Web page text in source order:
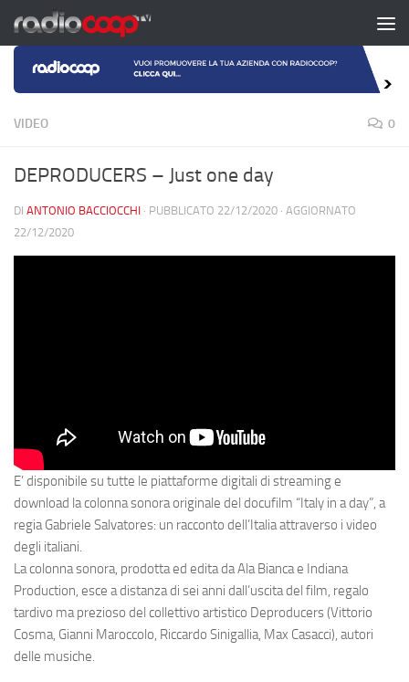
Salta al contenuto
VIDEO 0
DEPRODUCERS – Just one day
DI ANTONIO BACCIOCCHI · PUBBLICATO 22/12/2020 · AGGIORNATO
22/12/2020
E’ disponibile su tutte le piattaforme digitali di streaming e
download la colonna sonora originale del docufilm “Italy in a day”, a
regia Gabriele Salvatores: un racconto dell’Italia attraverso i video
degli italiani.
La colonna sonora, prodotta ed edita da Ala Bianca e Indiana
Production, esce a distanza di sei anni dall’uscita del film, regalo
tardivo ma prezioso del collettivo artistico Deproducers (Vittorio
Cosma, Gianni Maroccolo, Riccardo Sinigallia, Max Casacci), autori
delle musiche.